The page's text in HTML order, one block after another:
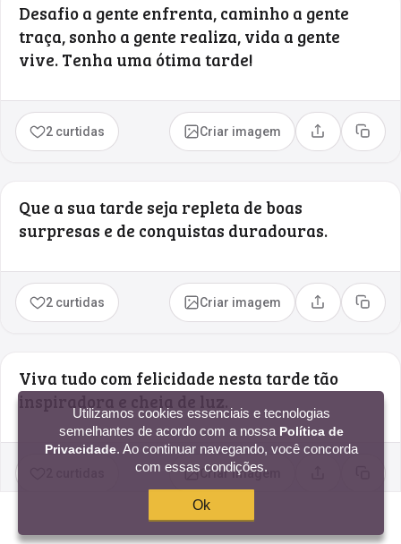
Desafio a gente enfrenta, caminho a gente
traça, sonho a gente realiza, vida a gente
vive. Tenha uma ótima tarde!
2 curtidas Criar imagem Compartilhar
Copiar
Que a sua tarde seja repleta de boas
surpresas e de conquistas duradouras.
2 curtidas Criar imagem Compartilhar
Copiar
Viva tudo com felicidade nesta tarde tão
Criar imagem Compartilhar
Copiar
Utilizamos cookies essenciais e tecnologias
semelhantes de acordo com a nossa Política de
Privacidade. Ao continuar navegando, você concorda
com essas condições.
Ok